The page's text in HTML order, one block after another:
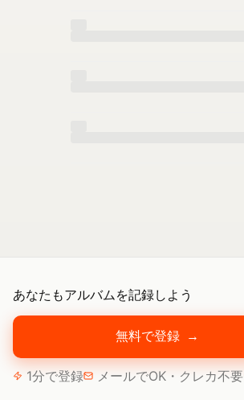
あなたもアルバムを記録しよう
無料で登録 →
1分で登録 メールでOK・クレカ不要